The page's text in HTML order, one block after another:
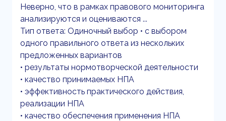
Неверно, что в рамках правового мониторинга
анализируются и оцениваются ...
Тип ответа: Одиночный выбор • с выбором
одного правильного ответа из нескольких
предложенных вариантов
• результаты нормотворческой деятельности
• качество принимаемых НПА
• эффективность практического действия,
реализации НПА
• качество обеспечения применения НПА